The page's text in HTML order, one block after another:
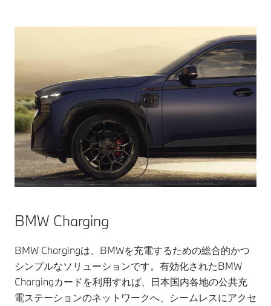
BMW Charging
BMW Chargingは、BMWを充電するための総合的かつ
シンプルなソリューションです。有効化されたBMW
Chargingカードを利用すれば、日本国内各地の公共充
電ステーションのネットワークへ、シームレスにアクセ